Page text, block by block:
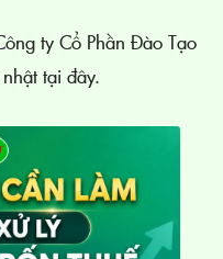
ty Cổ Phần Đào Tạo
tại đây.